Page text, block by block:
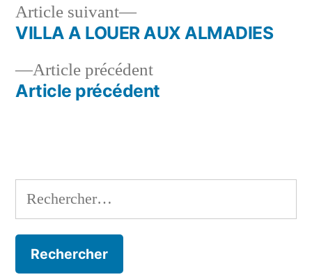
Navigation
de
l’article
Article précédentArticle
précédent :
Article précédent
Article suivant
Article
suivant :
VILLA A LOUER AUX ALMADIES
Rechercher :